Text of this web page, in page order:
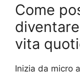
Come
vita
Inizia da micro